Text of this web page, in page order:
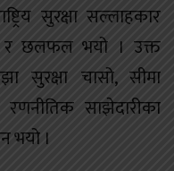
सुरक्षा सल्लाहकार
छलफल भयो । उक्त
सुरक्षा चासो, सीमा
साझेदारीका
भयो ।